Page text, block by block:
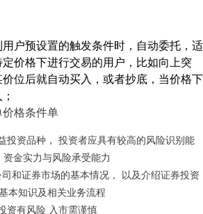
户预设置的触发条件时，自动委托，适
价格下进行交易的用户，比如向上突
位后就自动买入，或者抄底，当价格下
价格条件单
投资品种， 投资者应具有较高的风险识别能
资金实力与风险承受能力
和证券市场的基本情况， 以及介绍证券投资
本知识及相关业务流程
资有风险 入市需谨慎